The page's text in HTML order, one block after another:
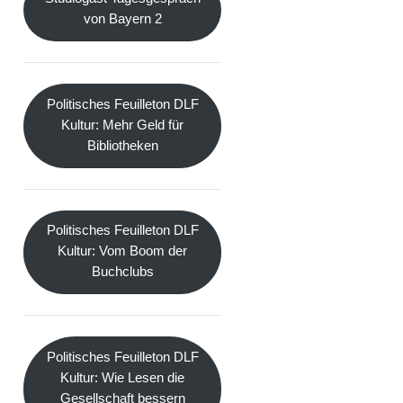
von Bayern 2
Politisches Feuilleton DLF
Kultur: Mehr Geld für
Bibliotheken
Politisches Feuilleton DLF
Kultur: Vom Boom der
Buchclubs
Politisches Feuilleton DLF
Kultur: Wie Lesen die
Gesellschaft bessern